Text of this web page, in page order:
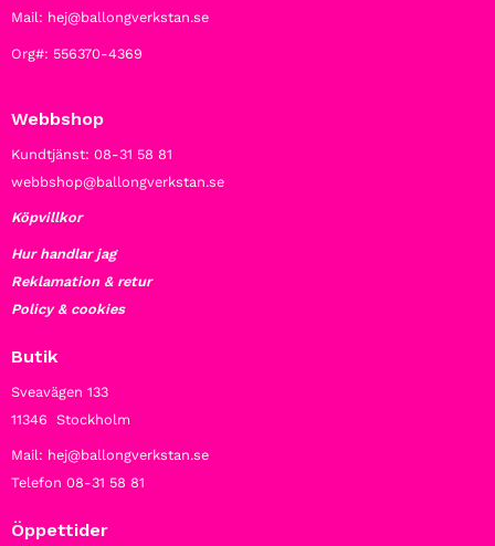
Mail: hej@ballongverkstan.se
Org#: 556370-4369
Webbshop
Kundtjänst: 08-31 58 81
webbshop@ballongverkstan.se
Köpvillkor
Hur handlar jag
Reklamation & retur
Policy & cookies
Butik
Sveavägen 133
11346 Stockholm
Mail: hej@ballongverkstan.se
Telefon 08-31 58 81
Öppettider